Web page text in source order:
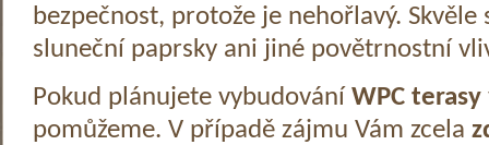
bezpečnost, protože je nehořlavý.
sluneční paprsky ani jiné povětrnostní
Pokud plánujete vybudování WPC terasy
pomůžeme. V případě zájmu Vám zcela